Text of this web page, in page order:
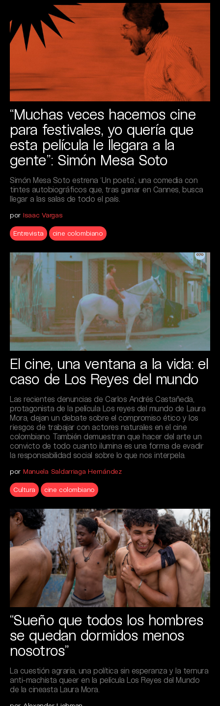
“Muchas veces hacemos cine
para festivales, yo quería que
esta película le llegara a la
gente”: Simón Mesa Soto
Simón Mesa Soto estrena ‘Un poeta’, una comedia con
tintes autobiográficos que, tras ganar en Cannes, busca
llegar a las salas de todo el país.
por Isaac Vargas
Entrevista cine colombiano
El cine, una ventana a la vida: el
caso de Los Reyes del mundo
Las recientes denuncias de Carlos Andrés Castañeda,
protagonista de la película Los reyes del mundo de Laura
Mora, dejan un debate sobre el compromiso ético y los
riesgos de trabajar con actores naturales en el cine
colombiano. También demuestran que hacer del arte un
convicto de todo cuanto ilumina es una forma de evadir
la responsabilidad social sobre lo que nos interpela.
por Manuela Saldarriaga Hernández
Cultura cine colombiano
“Sueño que todos los hombres
se quedan dormidos menos
nosotros”
La cuestión agraria, una política sin esperanza y la ternura
anti-machista queer en la película Los Reyes del Mundo
de la cineasta Laura Mora.